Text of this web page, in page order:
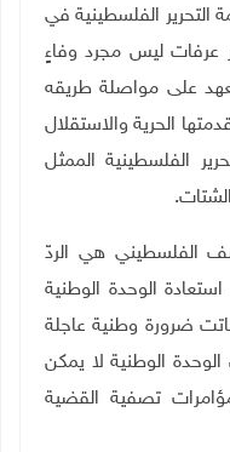
الفلسطينية في
عرفات ليس مجرد وفاءٍ
على مواصلة طريقه
الحرية والاستقلال
الفلسطينية الممثل
.
الفلسطيني هي الردّ
الوحدة الوطنية
ضرورة وطنية عاجلة
الوطنية لا يمكن
تصفية القضية